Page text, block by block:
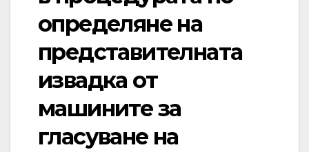
определяне на
представителната
извадка от
машините за
гласуване на